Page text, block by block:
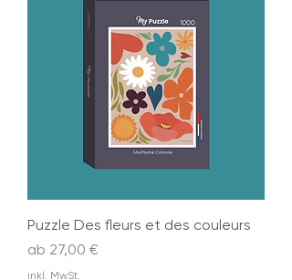
Puzzle Des fleurs et des couleurs
ab 27,00 €
Sale-Preis
inkl. MwSt.